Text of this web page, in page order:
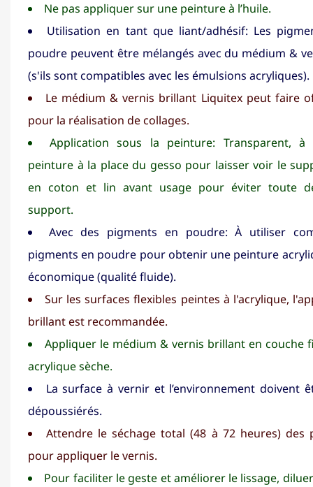
Ne pas appliquer sur une peinture à l’huile.
Utilisation en tant que liant/adhésif: Les
poudre peuvent être mélangés avec du médium &
(s'ils sont compatibles avec les émulsions acryliques).
Le médium & vernis brillant Liquitex peut faire
pour la réalisation de collages.
Application sous la peinture: Transparent,
peinture à la place du gesso pour laisser voir le
en coton et lin avant usage pour éviter toute
support.
Avec des pigments en poudre: À utiliser
pigments en poudre pour obtenir une peinture
économique (qualité fluide).
Sur les surfaces flexibles peintes à l'acrylique,
brillant est recommandée.
Appliquer le médium & vernis brillant en couche
acrylique sèche.
La surface à vernir et l’environnement doivent
dépoussiérés.
Attendre le séchage total (48 à 72 heures) des
pour appliquer le vernis.
Pour faciliter le geste et améliorer le lissage,